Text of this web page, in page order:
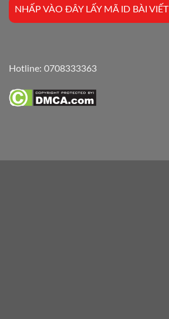
NHẤP VÀO ĐÂY LẤY MÃ ID BÀI VIẾT
Hotline: 0708333363